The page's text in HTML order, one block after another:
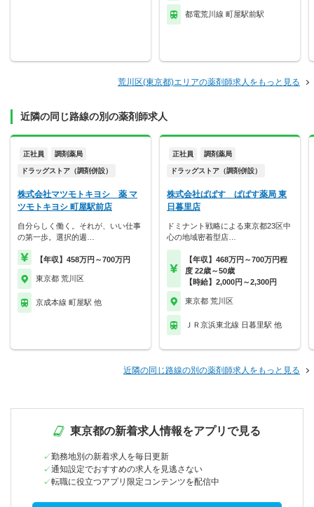
都電荒川線 町屋駅前駅
荒川区(東京都)エリアの薬剤師求人をもっと見る
近隣の同じ路線の別の薬剤師求人
正社員 調剤薬局
ドラッグストア（調剤併設）
株式会社マツモトキヨシ 薬 マ
ツモトキヨシ 町屋駅前店
自分らしく働く。それが、いい仕事
の第一歩。選択的週…
【年収】458万円～700万円
東京都 荒川区
京成本線 町屋駅 他
正社員 調剤薬局
ドラッグストア（調剤併設）
株式会社ぱぱす ぱぱす薬局 東
日暮里店
ドミナント戦略による東京都23区中
心の地域密着型店…
【年収】468万円～700万円程
度 22歳～50歳
【時給】2,000円～2,300円
東京都 荒川区
ＪＲ京浜東北線 日暮里駅 他
近隣の同じ路線の別の薬剤師求人をもっと見る
東京都の新着求人情報をアプリで見る
勤務地別の新着求人を毎日更新
通知設定でおすすめの求人を見逃さない
転職に役立つアプリ限定コンテンツを配信中